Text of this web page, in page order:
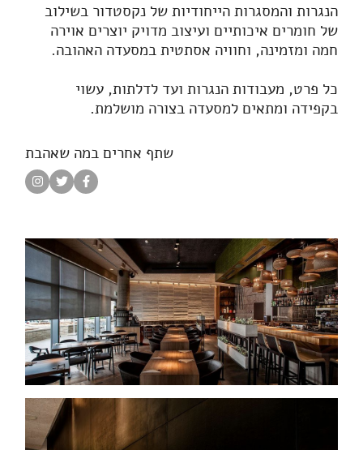
הנגרות והמסגרות הייחודיות של נקסטדור בשילוב
של חומרים איכותיים ועיצוב מדויק יוצרים אוירה
חמה ומזמינה, וחוויה אסתטית במסעדה האהובה.
כל פרט, מעבודות הנגרות ועד לדלתות, עשוי
בקפידה ומתאים למסעדה בצורה מושלמת.
שתף אחרים במה שאהבת